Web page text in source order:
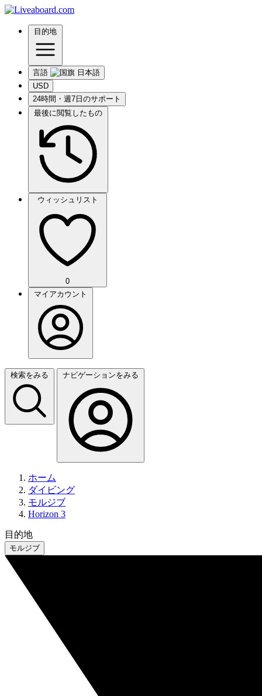
目的地
言語
USD
24時間・週7日のサポート
最後に閲覧したもの
ウィッシュリスト
0
マイアカウント
検索をみる ナビゲーションをみる
ホーム
ダイビング
モルジブ
Horizon 3
目的地
モルジブ